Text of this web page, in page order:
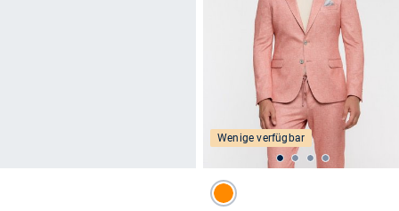
Wenige verfügbar